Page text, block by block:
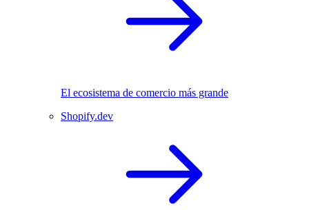
El ecosistema de comercio más grande
Shopify.dev